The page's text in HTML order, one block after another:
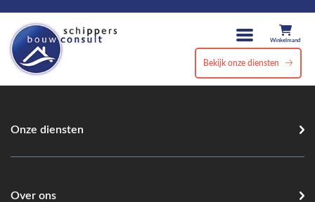
Winkelmand
Bekijk onze diensten
Onze diensten
Over ons